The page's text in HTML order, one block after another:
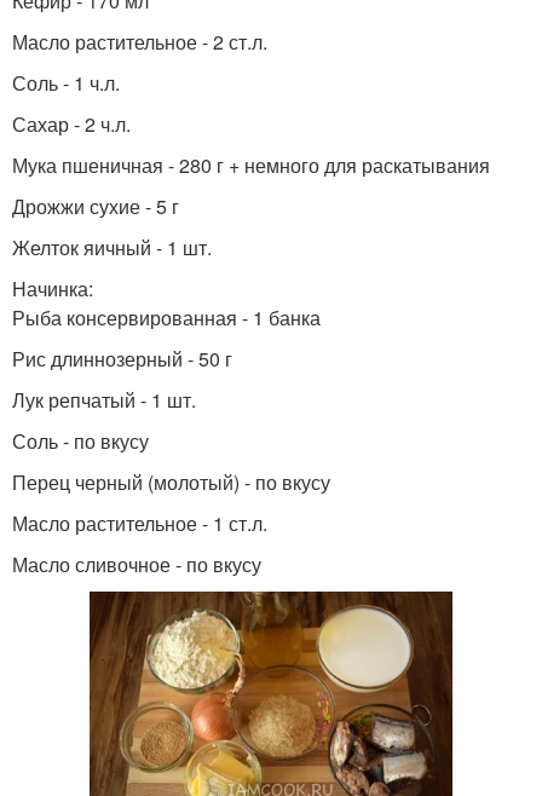
Масло растительное - 2 ст.л.
Соль - 1 ч.л.
Сахар - 2 ч.л.
Мука пшеничная - 280 г + немного для раскатывания
Дрожжи сухие - 5 г
Желток яичный - 1 шт.
Начинка:
Рыба консервированная - 1 банка
Рис длиннозерный - 50 г
Лук репчатый - 1 шт.
Соль - по вкусу
Перец черный (молотый) - по вкусу
Масло растительное - 1 ст.л.
Масло сливочное - по вкусу